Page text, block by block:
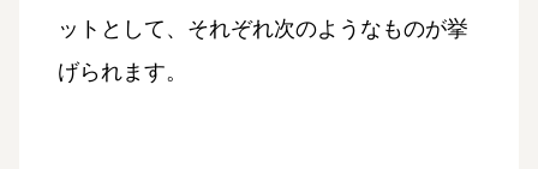
ットとして、それぞれ次のようなものが挙
げられます。